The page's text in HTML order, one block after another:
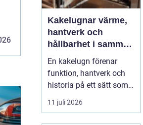
Kakelugnar värme,
hantverk och
hållbarhet i samma
eldstad
En kakelugn förenar
funktion, hantverk och
historia på ett sätt som
få andra
inredningsdetaljer gör.
11 juli 2026